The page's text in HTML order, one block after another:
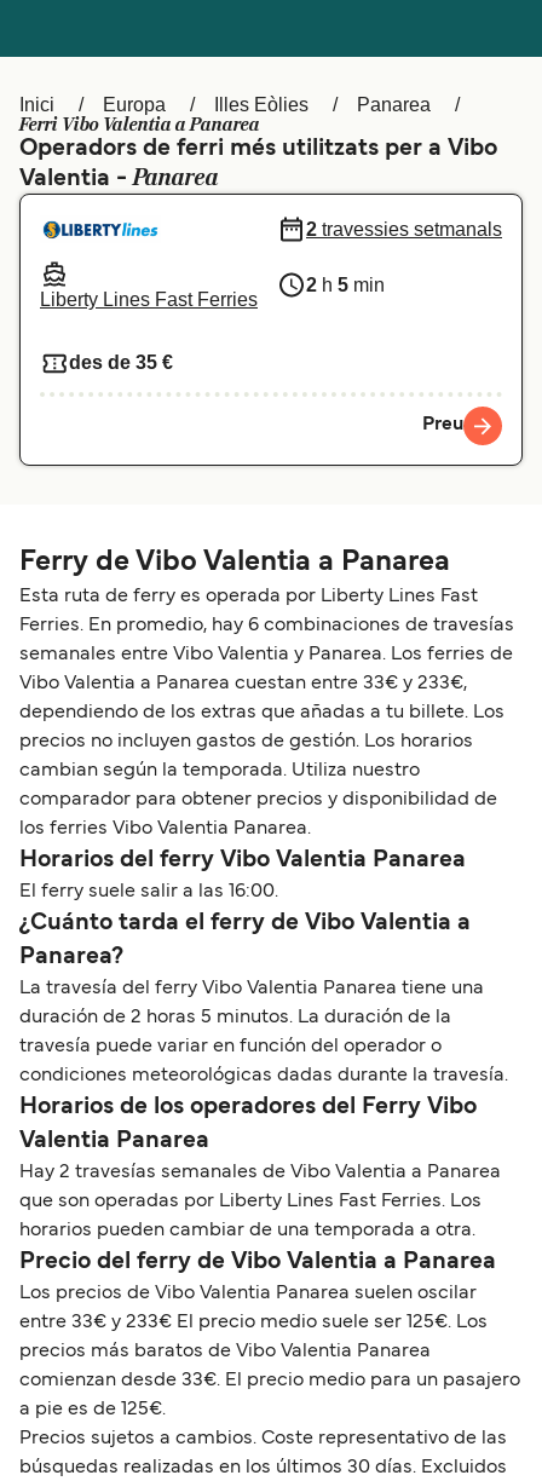
Ελλάδα Belgique (FR)
Polska Deutschland
Schweiz (DE) Norge
Inici Europa Illes Eòlies Panarea
Ferri Vibo Valentia a Panarea
Operadors de ferri més utilitzats per a Vibo
Valentia -Panarea
Liberty Lines Fast Ferries
2 travessies setmanals
2 h 5 min
des de 35 €
Preu
Ferry de Vibo Valentia a Panarea
Esta ruta de ferry es operada por Liberty Lines Fast
Ferries. En promedio, hay 6 combinaciones de travesías
semanales entre Vibo Valentia y Panarea. Los ferries de
Vibo Valentia a Panarea cuestan entre 33€ y 233€,
dependiendo de los extras que añadas a tu billete. Los
precios no incluyen gastos de gestión. Los horarios
cambian según la temporada. Utiliza nuestro
comparador para obtener precios y disponibilidad de
los ferries Vibo Valentia Panarea.
Horarios del ferry Vibo Valentia Panarea
El ferry suele salir a las 16:00.
¿Cuánto tarda el ferry de Vibo Valentia a
Panarea?
La travesía del ferry Vibo Valentia Panarea tiene una
duración de 2 horas 5 minutos. La duración de la
travesía puede variar en función del operador o
condiciones meteorológicas dadas durante la travesía.
Horarios de los operadores del Ferry Vibo
Valentia Panarea
Hay 2 travesías semanales de Vibo Valentia a Panarea
que son operadas por Liberty Lines Fast Ferries. Los
horarios pueden cambiar de una temporada a otra.
Precio del ferry de Vibo Valentia a Panarea
Los precios de Vibo Valentia Panarea suelen oscilar
entre 33€ y 233€ El precio medio suele ser 125€. Los
precios más baratos de Vibo Valentia Panarea
comienzan desde 33€. El precio medio para un pasajero
a pie es de 125€.
Precios sujetos a cambios. Coste representativo de las
búsquedas realizadas en los últimos 30 días. Excluidos